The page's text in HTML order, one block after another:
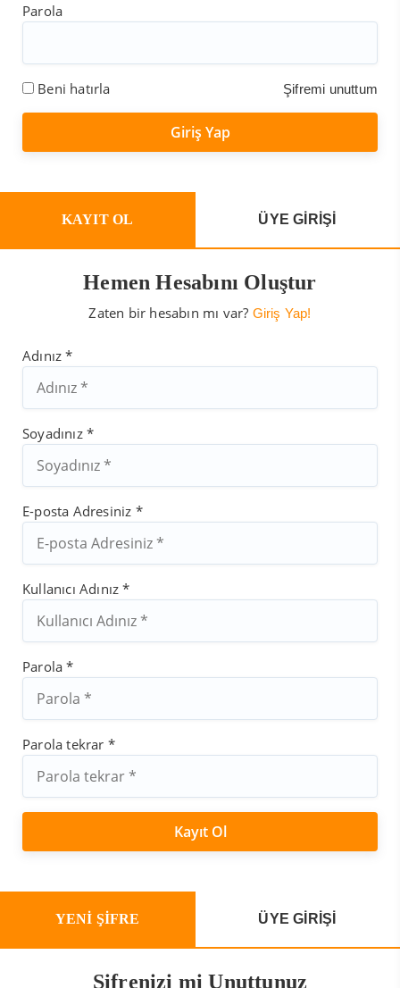
Parola
Beni hatırla Şifremi unuttum
KAYIT OL ÜYE GİRİŞİ
Hemen Hesabını Oluştur
Zaten bir hesabın mı var? Giriş Yap!
Adınız *
Soyadınız *
E-posta Adresiniz *
Kullanıcı Adınız *
Parola *
Parola tekrar *
YENİ ŞİFRE ÜYE GİRİŞİ
Şifrenizi mi Unuttunuz